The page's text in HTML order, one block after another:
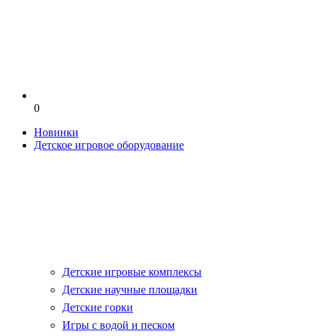
0
Новинки
Детское игровое оборудование
Детские игровые комплексы
Детские научные площадки
Детские горки
Игры с водой и песком